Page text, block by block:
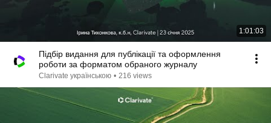
1:01:03
Підбір видання для публікації та оформлення
роботи за форматом обраного журналу
Clarivate українською • 216 views